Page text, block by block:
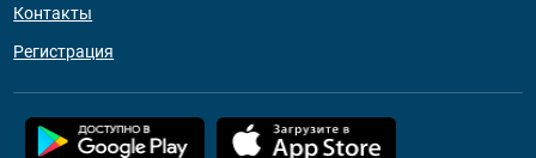
Контакты
Регистрация